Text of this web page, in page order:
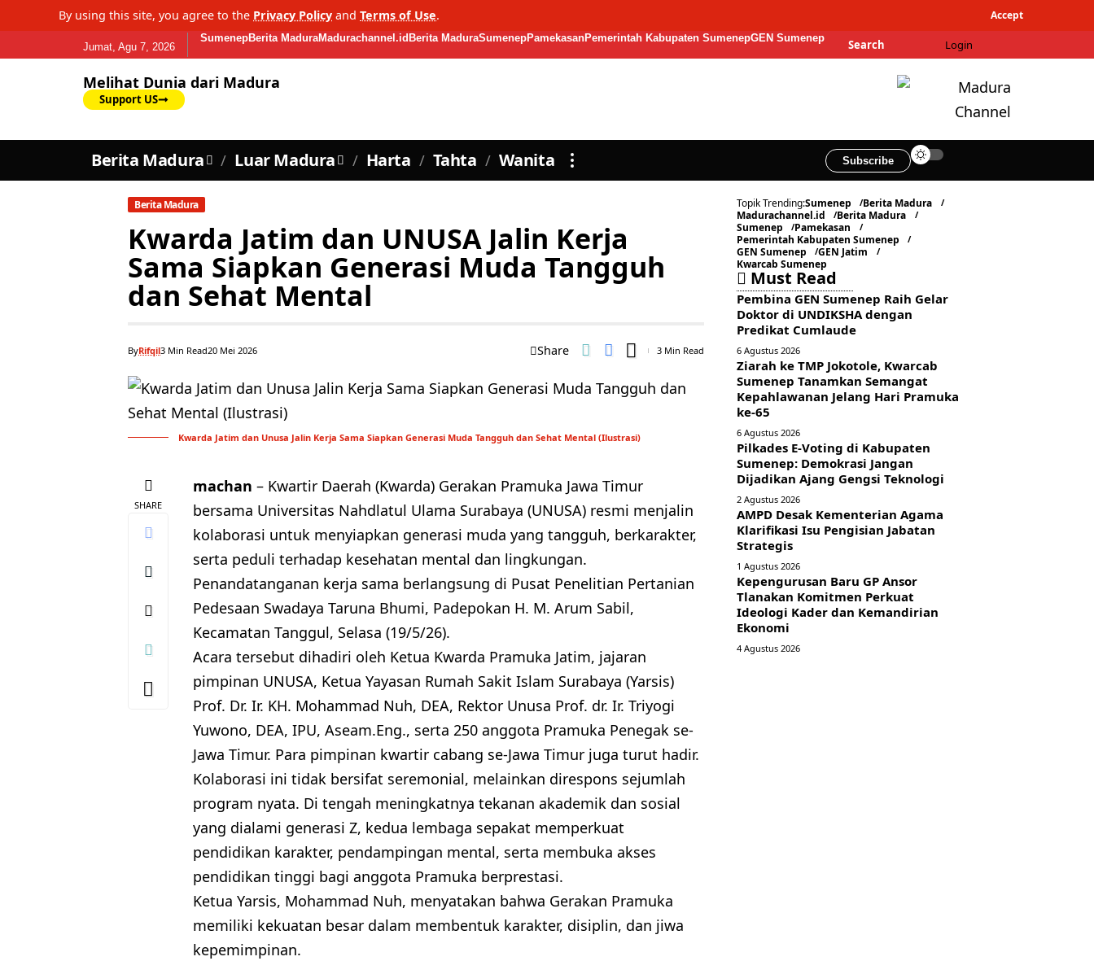
By using this site, you agree to the Privacy Policy and Terms of Use. Accept
Jumat, Agu 7, 2026
SumenepBerita MaduraMadurachannel.id Berita MaduraSumenepPamekasanPemerintah Kabupaten SumenepGEN Sumenep Search Login
Melihat Dunia dari Madura
Support US
Berita Madura Luar Madura Harta Tahta Wanita Subscribe
Berita Madura
Kwarda Jatim dan UNUSA Jalin Kerja
Sama Siapkan Generasi Muda Tangguh
dan Sehat Mental
ByRifqil3 Min Read20 Mei 2026 Share 3 Min Read
Kwarda Jatim dan Unusa Jalin Kerja Sama Siapkan Generasi Muda Tangguh dan Sehat Mental (Ilustrasi)
SHARE
machan – Kwartir Daerah (Kwarda) Gerakan Pramuka Jawa Timur
bersama Universitas Nahdlatul Ulama Surabaya (UNUSA) resmi menjalin
kolaborasi untuk menyiapkan generasi muda yang tangguh, berkarakter,
serta peduli terhadap kesehatan mental dan lingkungan.
Penandatanganan kerja sama berlangsung di Pusat Penelitian Pertanian
Pedesaan Swadaya Taruna Bhumi, Padepokan H. M. Arum Sabil,
Kecamatan Tanggul, Selasa (19/5/26).
Acara tersebut dihadiri oleh Ketua Kwarda Pramuka Jatim, jajaran
pimpinan UNUSA, Ketua Yayasan Rumah Sakit Islam Surabaya (Yarsis)
Prof. Dr. Ir. KH. Mohammad Nuh, DEA, Rektor Unusa Prof. dr. Ir. Triyogi
Yuwono, DEA, IPU, Aseam.Eng., serta 250 anggota Pramuka Penegak se-
Jawa Timur. Para pimpinan kwartir cabang se-Jawa Timur juga turut hadir.
Kolaborasi ini tidak bersifat seremonial, melainkan direspons sejumlah
program nyata. Di tengah meningkatnya tekanan akademik dan sosial
yang dialami generasi Z, kedua lembaga sepakat memperkuat
pendidikan karakter, pendampingan mental, serta membuka akses
pendidikan tinggi bagi anggota Pramuka berprestasi.
Ketua Yarsis, Mohammad Nuh, menyatakan bahwa Gerakan Pramuka
memiliki kekuatan besar dalam membentuk karakter, disiplin, dan jiwa
kepemimpinan.
Topik Trending:Sumenep
Berita Madura
Madurachannel.id
Berita Madura
Sumenep
Pamekasan
Pemerintah Kabupaten Sumenep
GEN Sumenep
GEN Jatim
Kwarcab Sumenep
Must Read
Pembina GEN Sumenep Raih Gelar
Doktor di UNDIKSHA dengan
Predikat Cumlaude
6 Agustus 2026
Ziarah ke TMP Jokotole, Kwarcab
Sumenep Tanamkan Semangat
Kepahlawanan Jelang Hari Pramuka
ke-65
6 Agustus 2026
Pilkades E-Voting di Kabupaten
Sumenep: Demokrasi Jangan
Dijadikan Ajang Gengsi Teknologi
2 Agustus 2026
AMPD Desak Kementerian Agama
Klarifikasi Isu Pengisian Jabatan
Strategis
1 Agustus 2026
Kepengurusan Baru GP Ansor
Tlanakan Komitmen Perkuat
Ideologi Kader dan Kemandirian
Ekonomi
4 Agustus 2026